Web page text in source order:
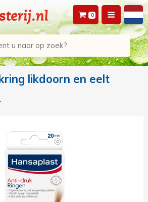
0
likdoorn en eelt